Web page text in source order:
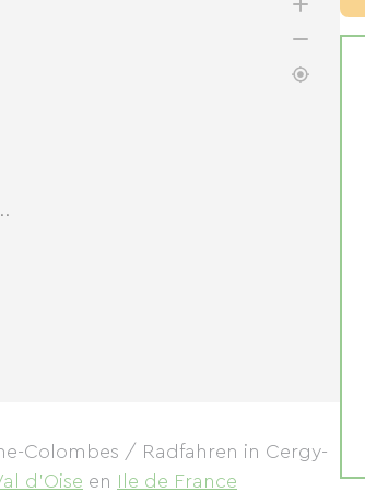
Colombes / Radfahren in Cergy-
d'Oise en Ile de France